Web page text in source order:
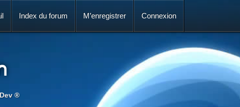
Index du forum M’enregistrer Connexion
®